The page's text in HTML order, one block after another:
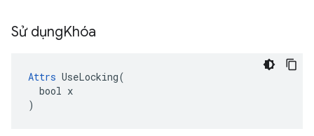
Sử dụngKhóa
Attrs UseLocking(
  bool x
)